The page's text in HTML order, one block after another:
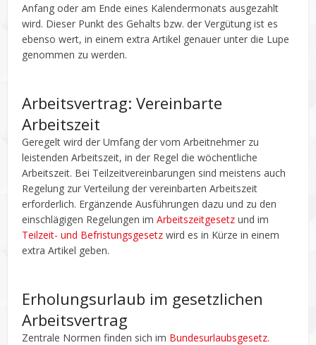
Anfang oder am Ende eines Kalendermonats ausgezahlt
wird. Dieser Punkt des Gehalts bzw. der Vergütung ist es
ebenso wert, in einem extra Artikel genauer unter die Lupe
genommen zu werden.
Arbeitsvertrag: Vereinbarte
Arbeitszeit
Geregelt wird der Umfang der vom Arbeitnehmer zu
leistenden Arbeitszeit, in der Regel die wöchentliche
Arbeitszeit. Bei Teilzeitvereinbarungen sind meistens auch
Regelung zur Verteilung der vereinbarten Arbeitszeit
erforderlich. Ergänzende Ausführungen dazu und zu den
einschlägigen Regelungen im Arbeitszeitgesetz und im
Teilzeit- und Befristungsgesetzwird es in Kürze in einem
extra Artikel geben.
Erholungsurlaub im gesetzlichen
Arbeitsvertrag
Zentrale Normen finden sich im Bundesurlaubsgesetz.